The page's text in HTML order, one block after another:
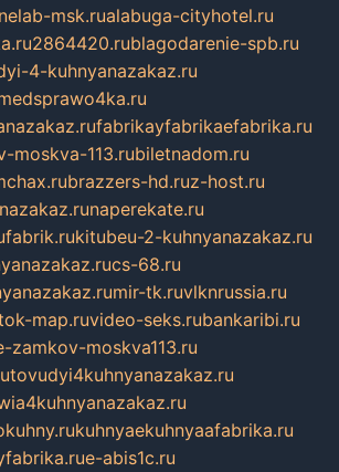
msk.rualabuga-cityhotel.ru
2864420.rublagodarenie-spb.ru
4-kuhnyanazakaz.ru
fabrikayfabrikaefabrika.ru
moskva-113.rubiletnadom.ru
brazzers-hd.ruz-host.ru
naperekate.ru
kitubeu-2-kuhnyanazakaz.ru
cs-68.ru
mir-tk.ruvlknrussia.ru
map.ruvideo-seks.rubankaribi.ru
zamkov-moskva113.ru
tovudyi4kuhnyanazakaz.ru
kuhnyaekuhnyaafabrika.ru
e-abis1c.ru